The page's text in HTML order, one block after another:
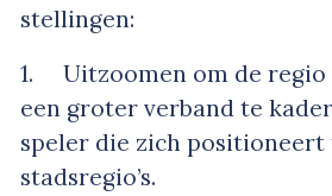
stellingen:
1. Uitzoomen om de regio
een groter verband te
speler die zich positioneert
stadsregio’s.